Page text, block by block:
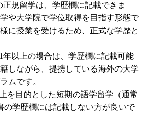
正規留学は、学歴欄に記載できま
や大学院で学位取得を目指す形態で
に授業を受けるため、正式な学歴と
年以上の場合は、学歴欄に記載可能
しながら、提携している海外の大学
ムです。
を目的とした短期の語学留学（通常
の学歴欄には記載しない方が良いで